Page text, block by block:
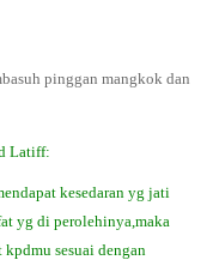
pinggan mangkok dan
Latiff:
kesedaran yg jati
yg di perolehinya,maka
sesuai dengan